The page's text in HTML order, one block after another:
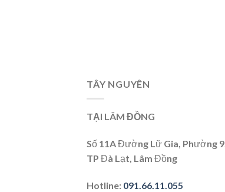
TÂY NGUYÊN
TẠI LÂM ĐỒNG
Số 11A Đường Lữ Gia, Phường 9,
TP Đà Lạt, Lâm Đồng
Hotline: 091.66.11.055